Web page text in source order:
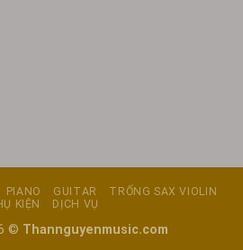
PIANO GUITAR
TRỐNG SAX VIOLIN
KIỆN
DỊCH VỤ
© Thannguyenmusic.com